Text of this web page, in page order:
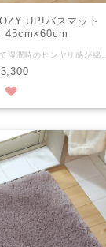
UP!バスマット
45cm×60cm